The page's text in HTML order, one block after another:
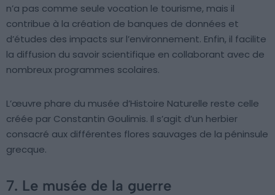
n’a pas comme seule vocation le tourisme, mais il
contribue à la création de banques de données et
d’études des impacts sur l’environnement. Enfin, il facilite
la diffusion du savoir scientifique en collaborant avec de
nombreux programmes scolaires.
L’œuvre phare du musée d’Histoire Naturelle reste celle
créée par Constantin Goulimis. Il s’agit d’un herbier
consacré aux différentes flores sauvages de la péninsule
grecque.
7. Le musée de la guerre